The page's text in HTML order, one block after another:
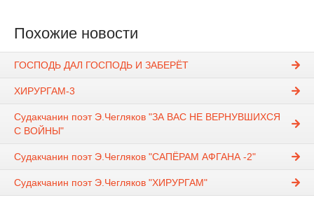
Похожие новости
ГОСПОДЬ ДАЛ ГОСПОДЬ И ЗАБЕРЁТ
ХИРУРГАМ-3
Судакчанин поэт Э.Чегляков "ЗА ВАС НЕ ВЕРНУВШИХСЯ
С ВОЙНЫ"
Судакчанин поэт Э.Чегляков "САПЁРАМ АФГАНА -2"
Судакчанин поэт Э.Чегляков "ХИРУРГАМ"